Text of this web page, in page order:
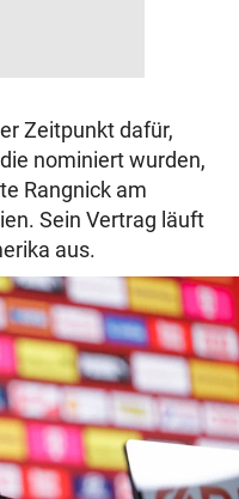
Zeitpunkt dafür,
nominiert wurden,
Rangnick am
Sein Vertrag läuft
aus.